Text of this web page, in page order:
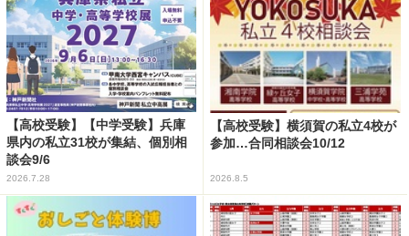
【高校受験】【中学受験】兵庫
県内の私立31校が集結、個別相
談会9/6
2026.7.28
【高校受験】横須賀の私立4校が
参加…合同相談会10/12
2026.8.5